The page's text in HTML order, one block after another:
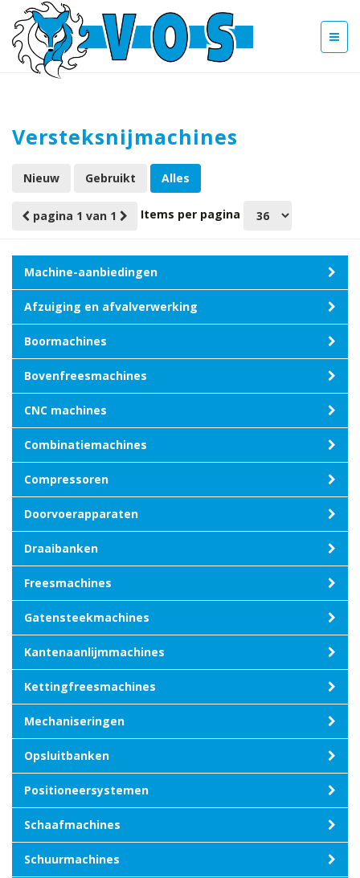
Versteksnijmachines
Nieuw Gebruikt Alles
pagina 1 van 1 Items per pagina
Machine-aanbiedingen
Afzuiging en afvalverwerking
Boormachines
Bovenfreesmachines
CNC machines
Combinatiemachines
Compressoren
Doorvoerapparaten
Draaibanken
Freesmachines
Gatensteekmachines
Kantenaanlijmmachines
Kettingfreesmachines
Mechaniseringen
Opsluitbanken
Positioneersystemen
Schaafmachines
Schuurmachines